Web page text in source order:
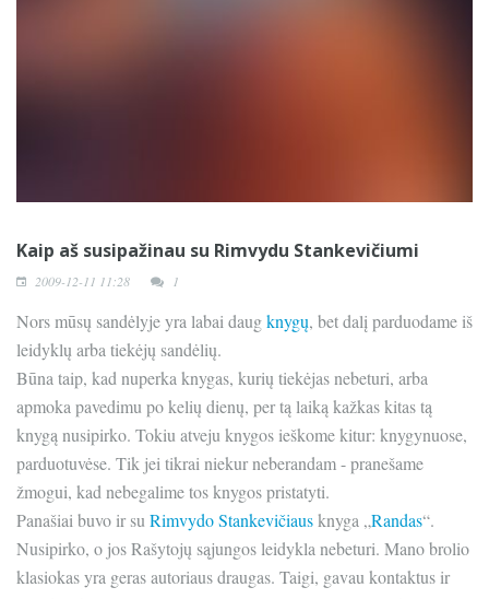
Kaip aš susipažinau su Rimvydu Stankevičiumi
2009-12-11 11:28 1
Nors mūsų sandėlyje yra labai daugknygų, bet dalį parduodame iš
leidyklų arba tiekėjų sandėlių.
Būna taip, kad nuperka knygas, kurių tiekėjas nebeturi, arba
apmoka pavedimu po kelių dienų, per tą laiką kažkas kitas tą
knygą nusipirko. Tokiu atveju knygos ieškome kitur: knygynuose,
parduotuvėse. Tik jei tikrai niekur neberandam - pranešame
žmogui, kad nebegalime tos knygos pristatyti.
Panašiai buvo ir su Rimvydo Stankevičiausknyga „Randas“.
Nusipirko, o jos Rašytojų sąjungos leidykla nebeturi. Mano brolio
klasiokas yra geras autoriaus draugas. Taigi, gavau kontaktus ir